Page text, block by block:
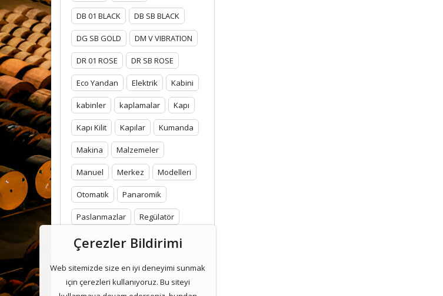
DB 01 BLACK DB SB BLACK
DG SB GOLD DM V VIBRATION
DR 01 ROSE DR SB ROSE
Eco Yandan Elektrik Kabini
kabinler kaplamalar Kapı
Kapı Kilit Kapılar Kumanda
Makina Malzemeler
Manuel Merkez Modelleri
Otomatik Panaromik
Paslanmazlar Regülatör
Tavan
Çerezler Bildirimi
Web sitemizde size en iyi deneyimi sunmak
için çerezleri kullanıyoruz. Bu siteyi